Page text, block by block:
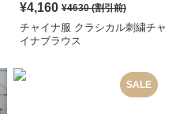
¥4,160 ¥4630(割引前)
チャイナ服 クラシカル刺繍チャ
イナブラウス
SALE